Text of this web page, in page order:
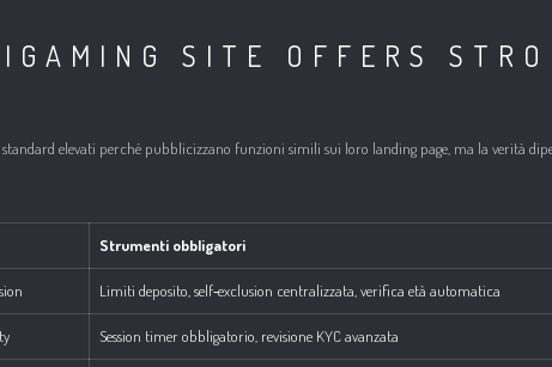
SITE OFFERS
elevati perché pubblicizzano funzioni simili sui loro landing page, ma la verità
Strumenti obbligatori
Limiti deposito, self‑exclusion centralizzata, verifica età automatica
Session timer obbligatorio, revisione KYC avanzata